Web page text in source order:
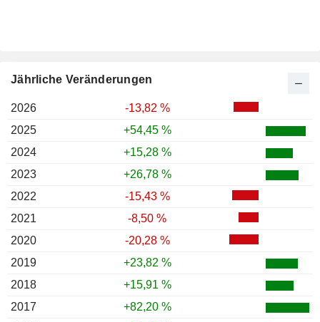
Jährliche Veränderungen
2026
-13,82 %
2025
+54,45 %
2024
+15,28 %
2023
+26,78 %
2022
-15,43 %
2021
-8,50 %
2020
-20,28 %
2019
+23,82 %
2018
+15,91 %
2017
+82,20 %